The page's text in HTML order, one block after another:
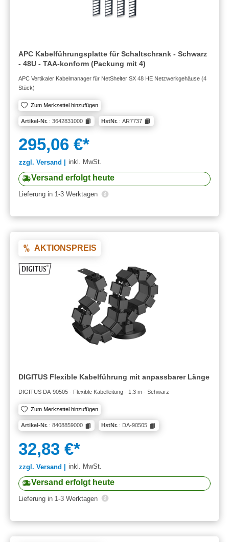
APC Kabelführungsplatte für Schaltschrank - Schwarz
- 48U - TAA-konform (Packung mit 4)
APC Vertikaler Kabelmanager für NetShelter SX 48 HE Netzwerkgehäuse (4
Stück)
Zum Merkzettel hinzufügen
Artikel-Nr. : 3642831000 HstNr. : AR7737
295,06 €*
zzgl. Versand | inkl. MwSt.
Versand erfolgt heute
Lieferung in 1-3 Werktagen
AKTIONSPREIS
DIGITUS Flexible Kabelführung mit anpassbarer Länge
DIGITUS DA-90505 - Flexible Kabelleitung - 1.3 m - Schwarz
Zum Merkzettel hinzufügen
Artikel-Nr. : 8408859000 HstNr. : DA-90505
32,83 €*
zzgl. Versand | inkl. MwSt.
Versand erfolgt heute
Lieferung in 1-3 Werktagen